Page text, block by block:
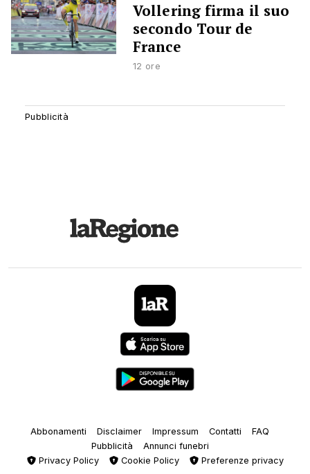
Vollering firma il suo
secondo Tour de
France
12 ore
Abbonamenti Disclaimer Impressum Contatti
FAQ
Pubblicità
Annunci funebri
Privacy Policy
Cookie Policy Preferenze privacy